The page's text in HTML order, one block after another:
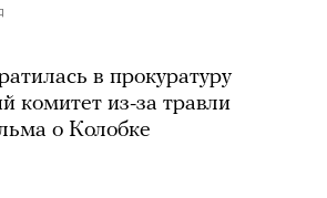
в прокуратуру
комитет из-за травли
о Колобке